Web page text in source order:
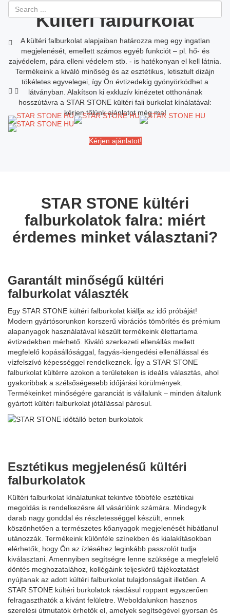
Kültéri falburkolat
A kültéri falburkolat alapjaiban határozza meg egy ingatlan
megjelenését, emellett számos egyéb funkciót – pl. hő- és
zajvédelem, pára elleni védelem stb. - is hatékonyan el kell látnia.
Termékeink a kiváló minőség és az esztétikus, letisztult dizájn
tökéletes egyvelegei, így Ön évtizedekig gyönyörködhet a
látványban. Alakítson ki exkluzív kinézetet otthonának
hosszútávra a STAR STONE kültéri fali burkolat kínálatával:
kérjen tőlünk ajánlatot még ma!
Kérjen ajánlatot!
STAR STONE kültéri
falburkolatok falra: miért
érdemes minket választani?
Garantált minőségű kültéri
falburkolat választék
Egy STAR STONE kültéri falburkolat kiállja az idő próbáját!
Modern gyártósorunkon korszerű vibrációs tömörítés és prémium
alapanyagok használatával készült termékeink élettartama
évtizedekben mérhető. Kiváló szerkezeti ellenállás mellett
megfelelő kopásállósággal, fagyás-kiengedési ellenállással és
vízfelszívó képességgel rendelkeznek. Így a STAR STONE
falburkolat kültérre azokon a területeken is ideális választás, ahol
gyakoribbak a szélsőségesebb időjárási körülmények.
Termékeinket minőségére garanciát is vállalunk – minden általunk
gyártott kültéri falburkolat jótállással párosul.
Esztétikus megjelenésű kültéri
falburkolatok
Kültéri falburkolat kínálatunkat tekintve többféle esztétikai
megoldás is rendelkezésre áll vásárlóink számára. Mindegyik
darab nagy gonddal és részletességgel készült, ennek
köszönhetően a természetes kőanyagok megjelenését hibátlanul
utánozzák. Termékeink különféle színekben és kialakításokban
elérhetők, hogy Ön az ízléséhez leginkább passzolót tudja
kiválasztani. Amennyiben segítségre lenne szüksége a megfelelő
döntés meghozatalához, kollégáink teljeskörű tájékoztatást
nyújtanak az adott kültéri falburkolat tulajdonságait illetően. A
STAR STONE kültéri burkolatok ráadásul roppant egyszerűen
felragaszthatók a kívánt felületre. Weboldalunkon hasznos
szerelési útmutatók érhetők el, amelyek segítségével gyorsan és